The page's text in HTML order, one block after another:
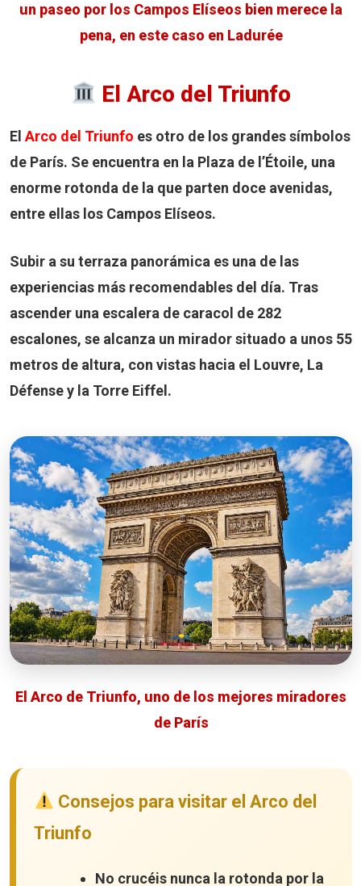
un paseo por los Campos Elíseos bien merece la
pena, en este caso en Ladurée
El Arco del Triunfo
ElArco del Triunfo es otro de los grandes símbolos
de París. Se encuentra en la Plaza de l’Étoile, una
enorme rotonda de la que parten doce avenidas,
entre ellas los Campos Elíseos.
Subir a su terraza panorámica es una de las
experiencias más recomendables del día. Tras
ascender una escalera de caracol de 282
escalones, se alcanza un mirador situado a unos 55
metros de altura, con vistas hacia el Louvre, La
Défense y la Torre Eiffel.
El Arco de Triunfo, uno de los mejores miradores
de París
Consejos para visitar el Arco del
Triunfo
No crucéis nunca la rotonda por la